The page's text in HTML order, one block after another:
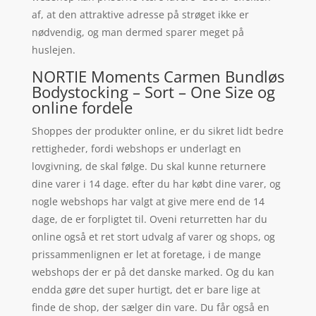
af, at den attraktive adresse på strøget ikke er
nødvendig, og man dermed sparer meget på
huslejen.
NORTIE Moments Carmen Bundløs
Bodystocking – Sort – One Size og
online fordele
Shoppes der produkter online, er du sikret lidt bedre
rettigheder, fordi webshops er underlagt en
lovgivning, de skal følge. Du skal kunne returnere
dine varer i 14 dage. efter du har købt dine varer, og
nogle webshops har valgt at give mere end de 14
dage, de er forpligtet til. Oveni returretten har du
online også et ret stort udvalg af varer og shops, og
prissammenlignen er let at foretage, i de mange
webshops der er på det danske marked. Og du kan
endda gøre det super hurtigt, det er bare lige at
finde de shop, der sælger din vare. Du får også en